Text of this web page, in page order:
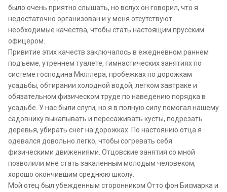
было очень приятно слышать, но вслух он говорил, что я
недостаточно организован и у меня отсутствуют
необходимые качества, чтобы стать настоящим прусским
офицером.
Привитие этих качеств заключалось в ежедневном раннем
подъеме, утреннем туалете, гимнастических занятиях по
системе господина Мюллера, пробежках по дорожкам
усадьбы, обтирании холодной водой, легком завтраке и
обязательном физическом труде по наведению порядка в
усадьбе. У нас были слуги, но я в полную силу помогал нашему
садовнику выкапывать и пересаживать кусты, подрезать
деревья, убирать снег на дорожках. По настоянию отца я
одевался довольно легко, чтобы согревать себя
физическими движениями. Отцовские занятия со мной
позволили мне стать закаленным молодым человеком,
хорошо окончившим среднюю школу.
Мой отец был убежденным сторонником Отто фон Бисмарка и